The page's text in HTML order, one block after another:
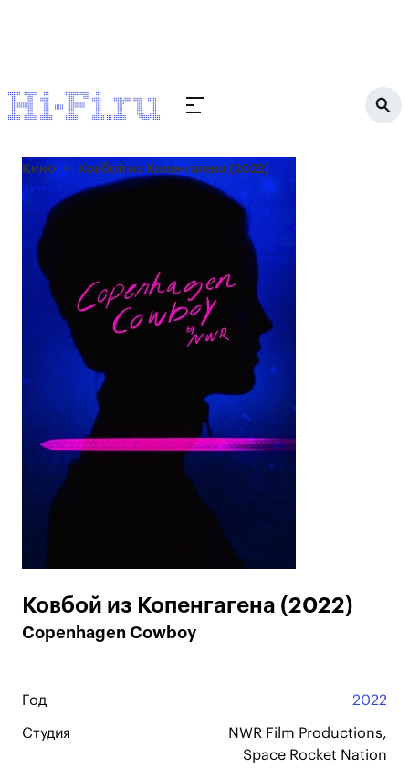
Кино Ковбой из Копенгагена (2022)
Ковбой из Копенгагена (2022)
Copenhagen Cowboy
Год 2022
Студия
NWR Film Productions,
Space Rocket Nation